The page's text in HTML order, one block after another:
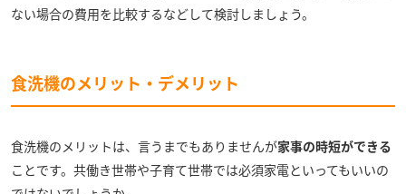
ない場合の費用を比較するなどして検討しましょう。
食洗機のメリット・デメリット
食洗機のメリットは、言うまでもありませんが家事の時短ができる
ことです。共働き世帯や子育て世帯では必須家電といってもいいの